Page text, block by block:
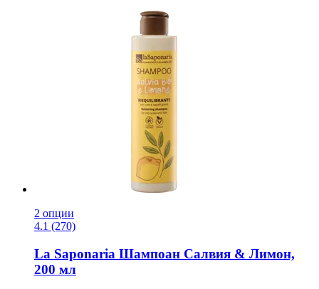
2 опции
4.1 (270)
La Saponaria Шампоан Салвия & Лимон,
200 мл